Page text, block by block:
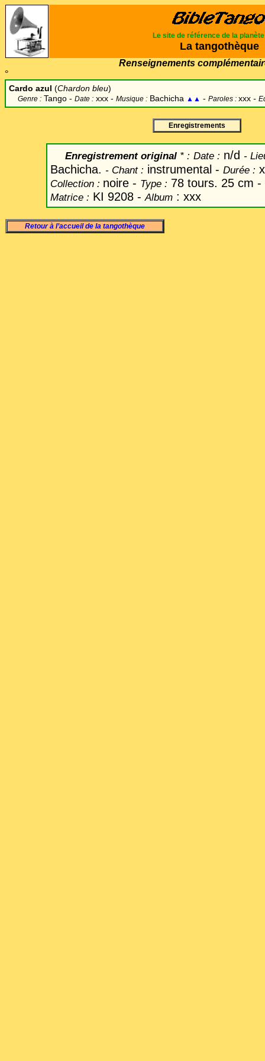
Le site de référence de la planète
La tangothèque
Renseignements
°
Cardo azul (Chardon bleu)
Genre : Tango - Date : xxx - Musique : Bachicha ▲▲ - Paroles : xxx -
Enregistrements
Enregistrement original * : Date : n/d -
Bachicha. - Chant: instrumental - Durée :
Collection : noire - Type : 78 tours. 25 cm -
Matrice : KI 9208 - Album : xxx
Retour à l’accueil de la tangothèque